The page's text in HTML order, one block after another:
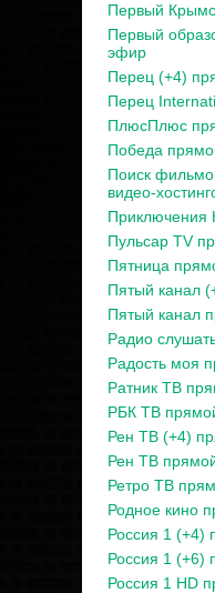
Первый
Первый
эфир
Перец (+4)
Перец
ПлюсПлюс
Победа
Поиск
видео-
Приключения
Пульсар TV
Пятница
Пятый канал
Пятый канал
Радио
Радость моя
Ратник ТВ
РБК ТВ
Рен ТВ (+4)
Рен ТВ
Ретро ТВ
Родное кино
Россия 1 (+4)
Россия 1 (+6)
Россия 1 HD